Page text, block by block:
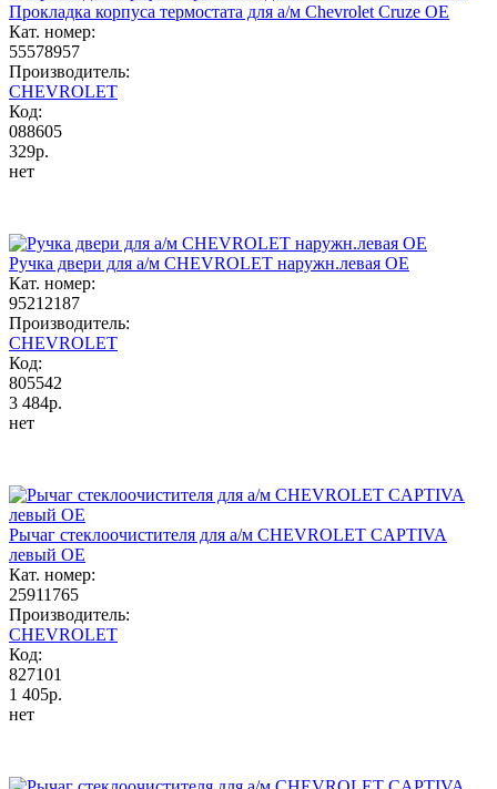
Прокладка корпуса термостата для а/м Chevrolet Cruze OE
Кат. номер:
55578957
Производитель:
CHEVROLET
Код:
088605
329р.
нет
Ручка двери для а/м CHEVROLET наружн.левая OE
Кат. номер:
95212187
Производитель:
CHEVROLET
Код:
805542
3 484р.
нет
Рычаг стеклоочистителя для а/м CHEVROLET CAPTIVA
левый OE
Кат. номер:
25911765
Производитель:
CHEVROLET
Код:
827101
1 405р.
нет